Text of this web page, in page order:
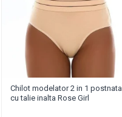
Chilot modelator 2 in 1 postnatal
cu talie inalta Rose Girl